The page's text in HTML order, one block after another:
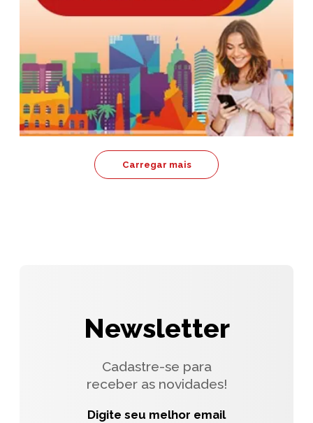
Carregar mais
Newsletter
Cadastre-se para
receber as novidades!
Digite seu melhor email